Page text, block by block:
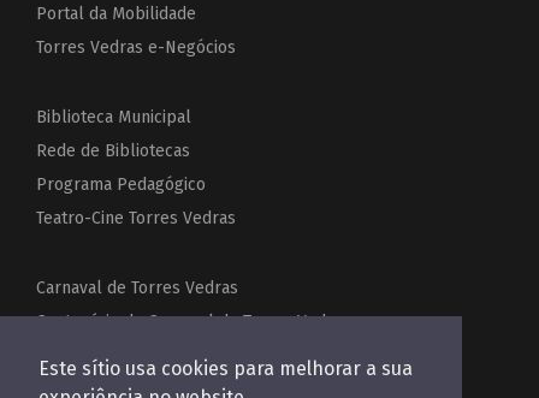
Este sítio usa cookies para melhorar a sua
Portal da Mobilidade
Torres Vedras e-Negócios
Biblioteca Municipal
Rede de Bibliotecas
Programa Pedagógico
Teatro-Cine Torres Vedras
Carnaval de Torres Vedras
Centenário do Carnaval de Torres Vedras
Festas de Torres Vedras
Acordeões do Mundo